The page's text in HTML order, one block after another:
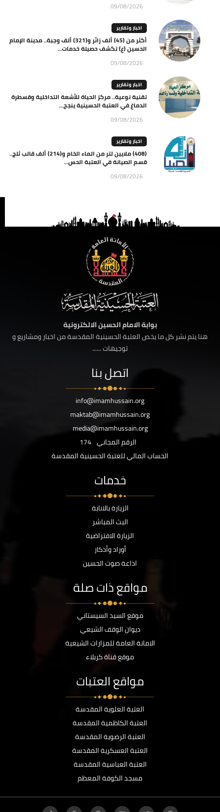
09/08/2026
اخبار وتقارير
أكثر من (45) ألف زائر و(321) ألف وجبة.. مدينة الإمام
الحسين (ع) تكشف حصيلة خدمات...
09/08/2026
اخبار وتقارير
تقنية نوعية.. مركز الحياة للأشعة التداخلية وقسطرة
الدماغ في العتبة الحسينية ينجح...
09/08/2026
اخبار وتقارير
(408) ملايين لتر من الماء الخام و(214) ألف قالب ثلج..
قسم الصيانة في العتبة الحس...
09/08/2026
بوابة الامام الحسين الالكترونية
هنا يتم نشر كل ما يخص العتبة الحسينية المقدسة من اخبار ومشاريع و
توجيهات ......
اتصل بنا
info@imamhussain.org
maktab@imamhussain.org
media@imamhussain.org
الرقم المجاني 174
الحساب المالي للعتبة الحسينية المقدسة
خدمات
الزيارة بالانابة
البث المباشر
الزيارة الافتراضية
أوراد وأذكار
اذاعة صوت الحسين
مواقع ذات صلة
موقع السيد السيستاني
ديوان الوقف الشيعي
الامانة العامة للمزارات الشيعية
موقع قناة كربلاء
مواقع العتبات
العتبة العلوية المقدسة
العتبة الكاظمية المقدسة
العتبة الرضوية المقدسة
العتبة العسكرية المقدسة
العتبة العباسية المقدسة
مسجد الكوفة المعظم